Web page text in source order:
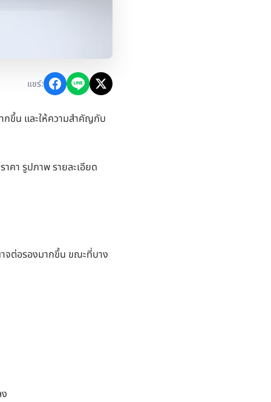
แชร์:
กขึ้น และให้ความสำคัญกับ
าคา รูปภาพ รายละเอียด
จต่อรองมากขึ้น ขณะที่บาง